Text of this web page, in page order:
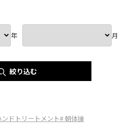
年 月
絞り込む
ンドトリートメント# 朝体操